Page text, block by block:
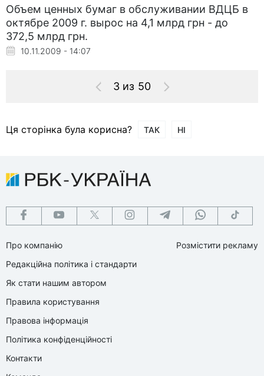
Объем ценных бумаг в обслуживании ВДЦБ в
октябре 2009 г. вырос на 4,1 млрд грн - до
372,5 млрд грн.
10.11.2009 - 14:07
3 из 50
Ця сторінка була корисна? ТАК НІ
Про компанію
Редакційна політика і стандарти
Як стати нашим автором
Правила користування
Правова інформація
Політика конфіденційності
Контакти
Розмістити рекламу